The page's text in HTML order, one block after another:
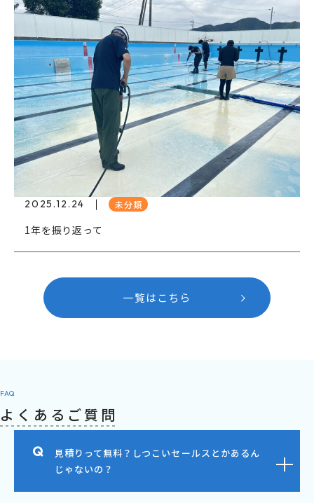
2025.12.24 未分類
1年を振り返って
一覧はこちら
FAQ
よくあるご質問
見積りって無料？しつこいセールスとかあるん
じゃないの？